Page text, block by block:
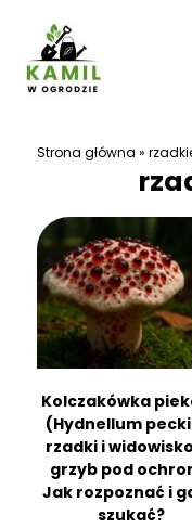
Strona główna »
Kolczakówka
(Hydnellum
rzadki i
grzyb pod
Jak rozpoznać i
szukać?